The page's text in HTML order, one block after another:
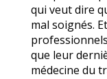
qui veut dire
mal soignés.
que leur
médecine du